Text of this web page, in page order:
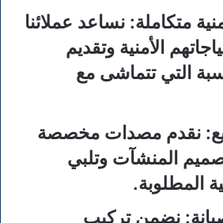
متكاملة: نساعد عملائنا
الأمنية وتقديم
التي تتماشى مع
: نقدم مصدات مخصصة
المنشآت وتلبي
المطلوبة.
: نضمن تركيب